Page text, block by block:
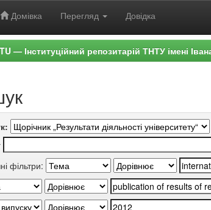
Домівка Перегляд Довідка
— Інституційний репозитарій ТНТУ імені
фільтри: